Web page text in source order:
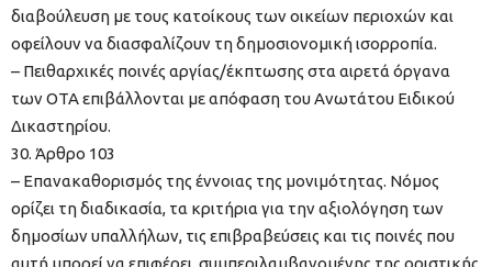
διαβούλευση με τους κατοίκους των οικείων περιοχών και
οφείλουν να διασφαλίζουν τη δημοσιονομική ισορροπία.
– Πειθαρχικές ποινές αργίας/έκπτωσης στα αιρετά όργανα
των ΟΤΑ επιβάλλονται με απόφαση του Ανωτάτου Ειδικού
Δικαστηρίου.
30. Άρθρο 103
– Επανακαθορισμός της έννοιας της μονιμότητας. Νόμος
ορίζει τη διαδικασία, τα κριτήρια για την αξιολόγηση των
δημοσίων υπαλλήλων, τις επιβραβεύσεις και τις ποινές που